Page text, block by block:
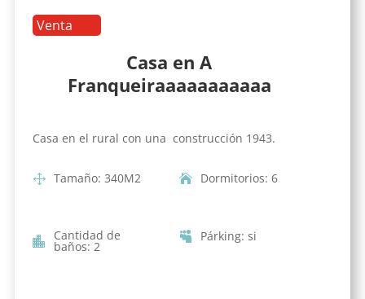
Venta
Casa en A
Franqueiraaaaaaaaaaa
Casa en el rural con una construcción 1943.
Tamaño: 340M2 Dormitorios: 6
Cantidad de
baños: 2
Párking: si